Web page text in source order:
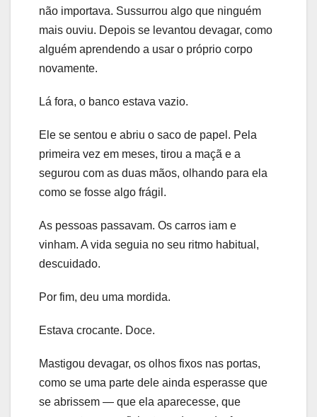
não importava. Sussurrou algo que ninguém
mais ouviu. Depois se levantou devagar, como
alguém aprendendo a usar o próprio corpo
novamente.
Lá fora, o banco estava vazio.
Ele se sentou e abriu o saco de papel. Pela
primeira vez em meses, tirou a maçã e a
segurou com as duas mãos, olhando para ela
como se fosse algo frágil.
As pessoas passavam. Os carros iam e
vinham. A vida seguia no seu ritmo habitual,
descuidado.
Por fim, deu uma mordida.
Estava crocante. Doce.
Mastigou devagar, os olhos fixos nas portas,
como se uma parte dele ainda esperasse que
se abrissem — que ela aparecesse, que